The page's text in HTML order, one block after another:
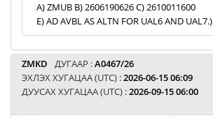
A) ZMUB B) 2606190626 C) 2610011600
E) AD AVBL AS ALTN FOR UAL6 AND UAL7.)
ZMKD ДУГААР :A0467/26
ЭХЛЭХ ХУГАЦАА (UTC) :2026-06-15 06:09
ДУУСАХ ХУГАЦАА (UTC) :2026-09-15 06:00